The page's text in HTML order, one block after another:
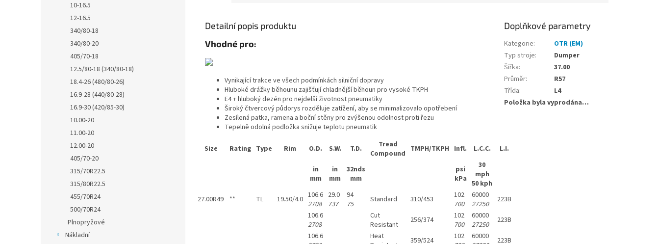
10-16.5
12-16.5
340/80-18
340/80-20
405/70-18
12.5/80-18 (340/80-18)
18.4-26 (480/80-26)
16.9-28 (440/80-28)
16.9-30 (420/85-30)
10.00-20
11.00-20
12.00-20
405/70-20
315/70R22.5
315/80R22.5
455/70R24
500/70R24
Plnopryžové
Nákladní
Detailní popis produktu
Vhodné pro:
Vynikající trakce ve všech podmínkách silniční dopravy
Hluboké drážky běhounu zajišťují chladnější běhoun pro vysoké TKPH
E4 + hluboký dezén pro nejdelší životnost pneumatiky
Široký čtvercový půdorys rozděluje zatížení, aby se minimalizovalo opotřebení
Zesílená patka, ramena a boční stěny pro zvýšenou odolnost proti řezu
Tepelně odolná podložka snižuje teplotu pneumatik
Size Rating Type Rim O.D. S.W. T.D.
Tread
Compound TMPH/TKPH Infl. L.C.C. L.I.
in
mm
in
mm
32nds
mm
psi
kPa
30
mph
50 kph
27.00R49
** TL 19.50/4.0 106.6
2708
29.0
737
94
75
Standard 310/453
102
700
60000
27250
223B
106.6
2708
Cut
Resistant
256/374
102
700
60000
27250
223B
106.6
Heat
359/524
102
60000
223B
Doplňkové parametry
Kategorie:
OTR (EM)
Typ stroje:
Dumper
Šířka:
37.00
Průměr:
R57
Třída:
L4
Položka byla vyprodána…